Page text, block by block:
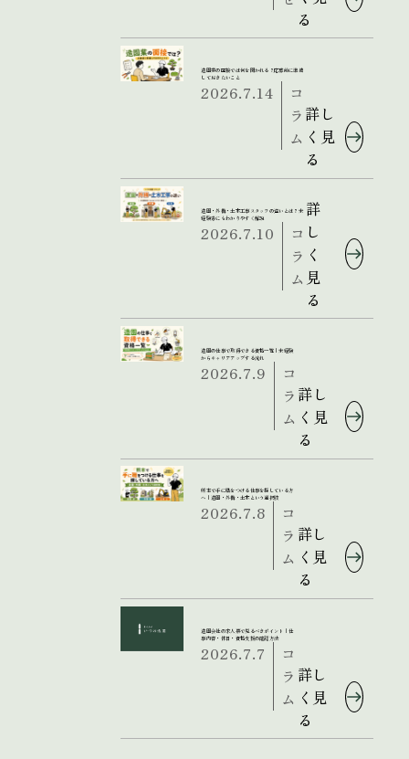
る
造園業の面接では何を聞かれる？応募前に準備
しておきたいこと
2026.7.14
コ
ラ
ム
詳し
く見
る
造園・外構・土木工事スタッフの違いとは？未
経験者にもわかりやすく解説
2026.7.10
コ
ラ
ム
詳
し
く
見
る
造園の仕事で取得できる資格一覧｜未経験
からキャリアアップする流れ
2026.7.9
コ
ラ
ム
詳し
く見
る
熊本で手に職をつける仕事を探している方
へ｜造園・外構・土木という選択肢
2026.7.8
コ
ラ
ム
詳し
く見
る
造園会社の求人票で見るべきポイント｜仕
事内容・休日・資格支援の確認方法
2026.7.7
コ
ラ
ム
詳し
く見
る